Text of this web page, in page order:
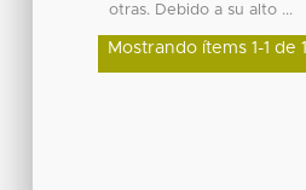
otras. Debido a su alto ...
Mostrando ítems 1-1 de 1